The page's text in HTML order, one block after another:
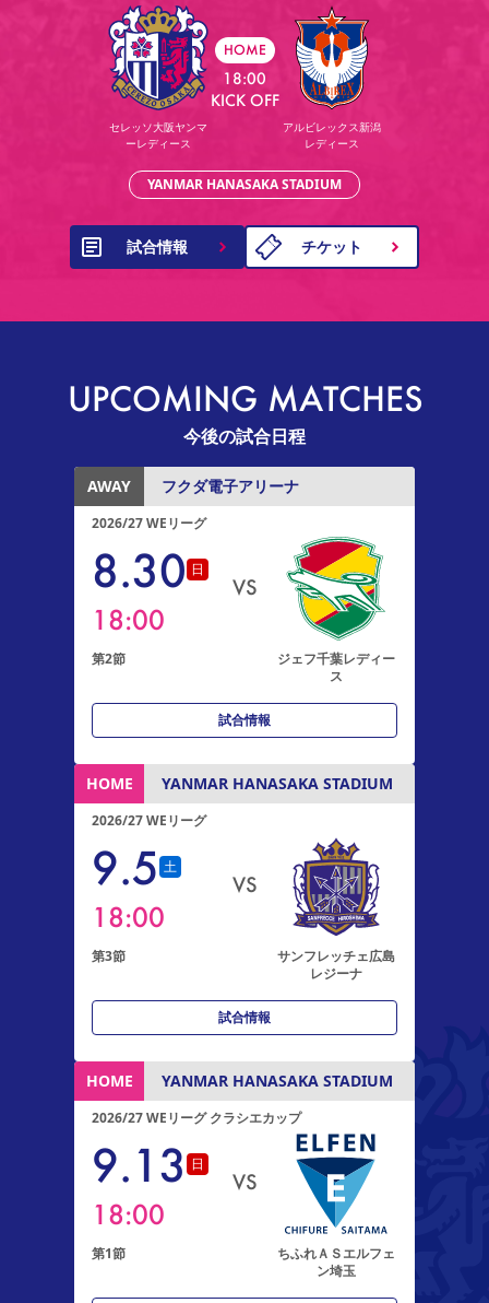
セレッソ大阪ヤンマ
ーレディース
HOME
18:00
KICK OFF
アルビレックス新潟
レディース
YANMAR HANASAKA STADIUM
試合情報 チケット
UPCOMING MATCHES
今後の試合日程
AWAY フクダ電子アリーナ
2026/27 WEリーグ
8.30 日
18:00
VS
第2節
ジェフ千葉レディー
ス
試合情報
HOME YANMAR HANASAKA STADIUM
2026/27 WEリーグ
9.5 土
18:00
VS
第3節
サンフレッチェ広島
レジーナ
試合情報
HOME YANMAR HANASAKA STADIUM
2026/27 WEリーグ クラシエカップ
9.13 日
18:00
VS
第1節
ちふれＡＳエルフェ
ン埼玉